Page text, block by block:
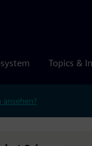
Topics &